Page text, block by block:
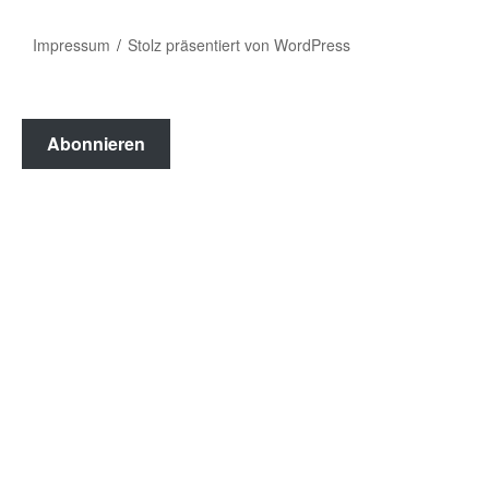
Impressum Stolz präsentiert von WordPress
Abonnieren